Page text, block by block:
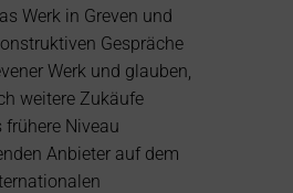
Werk in Greven und
Gespräche
Werk und glauben,
weitere Zukäufe
Niveau
Anbieter auf dem